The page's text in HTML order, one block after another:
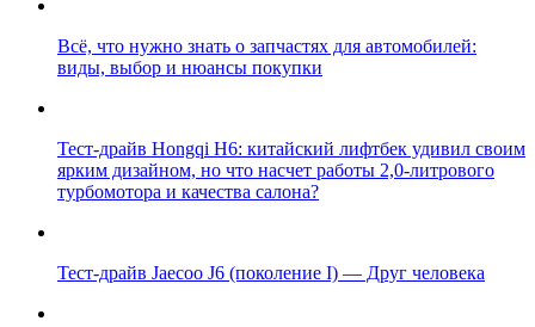
Всё, что нужно знать о запчастях для автомобилей:
виды, выбор и нюансы покупки
Тест-драйв Hongqi H6: китайский лифтбек удивил своим
ярким дизайном, но что насчет работы 2,0-литрового
турбомотора и качества салона?
Тест-драйв Jaecoo J6 (поколение I) — Друг человека